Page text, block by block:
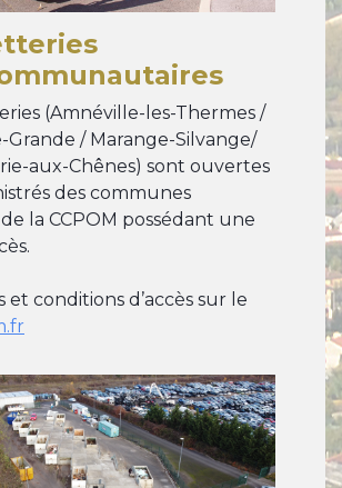
(Amnéville-les-Thermes /
Grande / Marange-Silvange/
aux-Chênes) sont ouvertes
des communes
la CCPOM possédant une
et conditions d’accès sur le